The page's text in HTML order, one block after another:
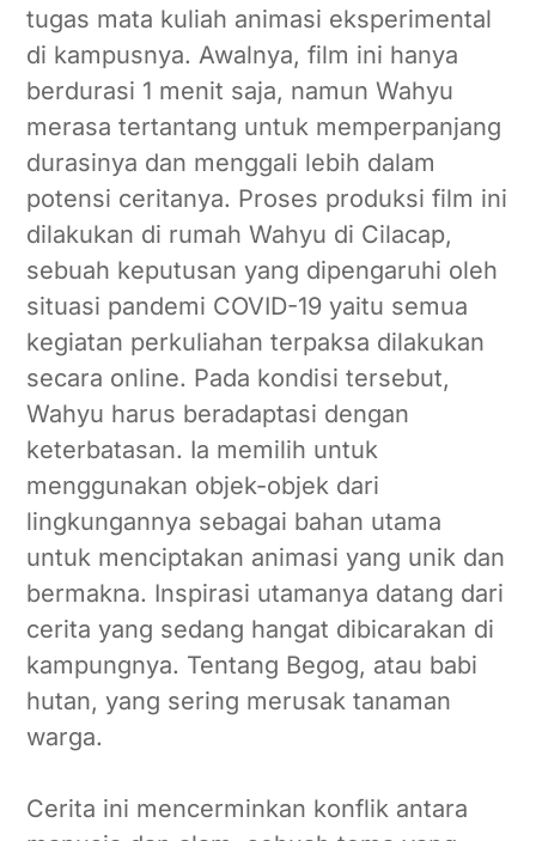
tugas mata kuliah animasi eksperimental
di kampusnya. Awalnya, film ini hanya
berdurasi 1 menit saja, namun Wahyu
merasa tertantang untuk memperpanjang
durasinya dan menggali lebih dalam
potensi ceritanya. Proses produksi film ini
dilakukan di rumah Wahyu di Cilacap,
sebuah keputusan yang dipengaruhi oleh
situasi pandemi COVID-19 yaitu semua
kegiatan perkuliahan terpaksa dilakukan
secara online. Pada kondisi tersebut,
Wahyu harus beradaptasi dengan
keterbatasan. Ia memilih untuk
menggunakan objek-objek dari
lingkungannya sebagai bahan utama
untuk menciptakan animasi yang unik dan
bermakna. Inspirasi utamanya datang dari
cerita yang sedang hangat dibicarakan di
kampungnya. Tentang Begog, atau babi
hutan, yang sering merusak tanaman
warga.
Cerita ini mencerminkan konflik antara